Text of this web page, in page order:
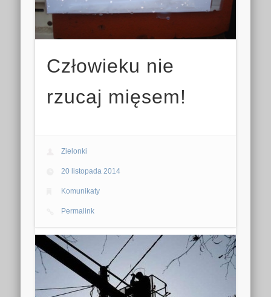
Człowieku nie
rzucaj mięsem!
Zielonki
20 listopada 2014
Komunikaty
Permalink